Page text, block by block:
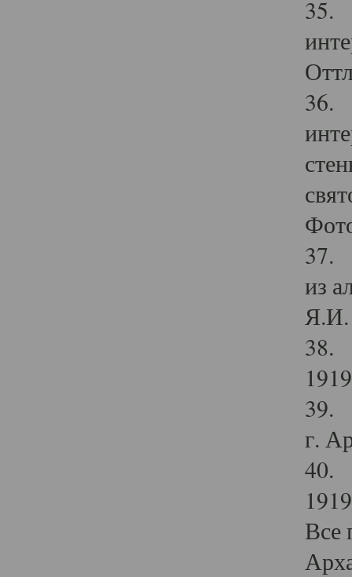
35.
36.
37.
из
Я.И.
38.
39.
г.
40.
Все